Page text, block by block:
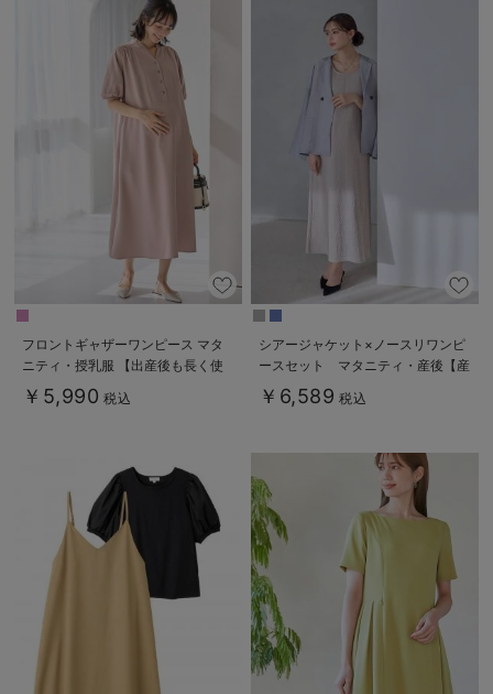
フロントギャザーワンピース マタ
ニティ・授乳服 【出産後も長く使
える】
￥5,990 税込
シアージャケット×ノースリワンピ
ースセット マタニティ・産後【産
後も長く着れる】
Rosemadame（ローズマダム）
￥6,589 税込